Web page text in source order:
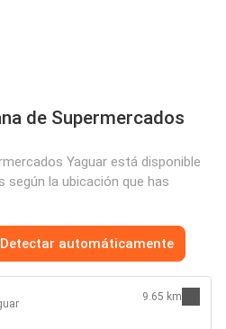
de Supermercados
Yaguar está disponible
según la ubicación que has
Detectar automáticamente
9.65 km